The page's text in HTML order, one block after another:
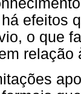
efeitos
o que
relação